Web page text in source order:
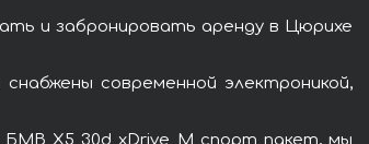
и забронировать аренду в Цюрихе
современной электроникой,
X5 30d xDrive M спорт пакет, мы